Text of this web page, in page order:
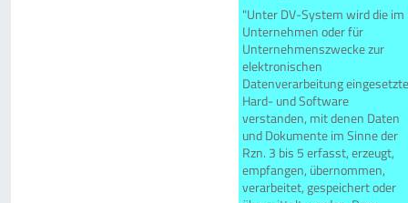
"Unter DV-System wird die im
Unternehmen oder für
Unternehmenszwecke zur
elektronischen
Datenverarbeitung eingesetzte
Hard- und Software
verstanden, mit denen Daten
und Dokumente im Sinne der
Rzn. 3 bis 5 erfasst, erzeugt,
empfangen, übernommen,
verarbeitet, gespeichert oder